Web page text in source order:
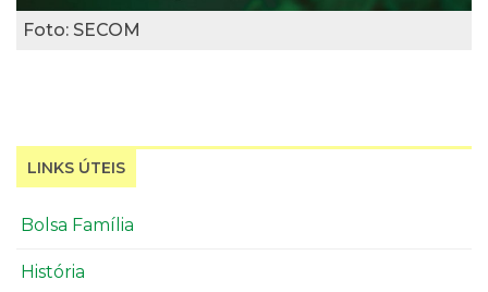
Foto: SECOM
LINKS ÚTEIS
Bolsa Família
História